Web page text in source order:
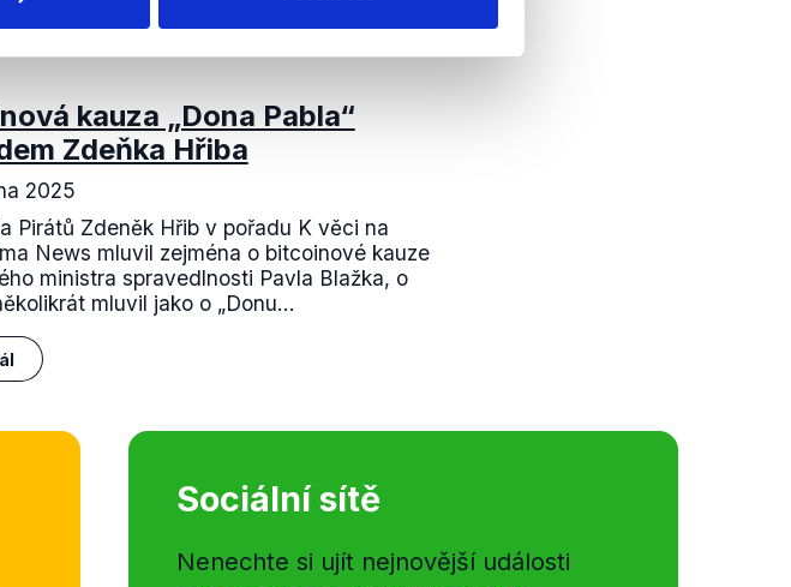
kauza „Dona Pabla“
Zdeňka Hřiba
2025
Pirátů Zdeněk Hřib v pořadu K věci na
News mluvil zejména o bitcoinové kauze
ministra spravedlnosti Pavla Blažka, o
mluvil jako o „Donu...
Sociální sítě
Nenechte si ujít nejnovější události